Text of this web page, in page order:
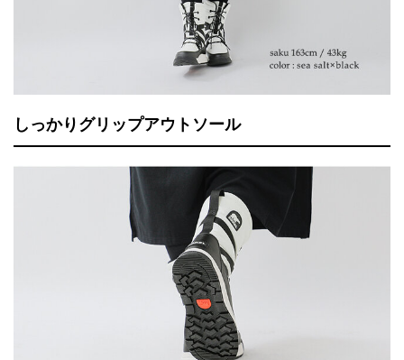
しっかりグリップアウトソール